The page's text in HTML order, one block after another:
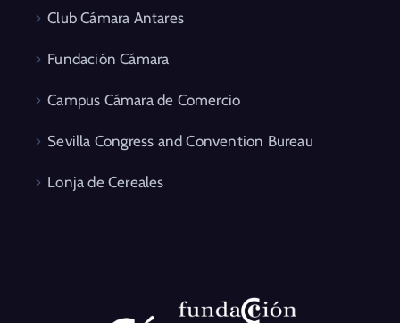
Club Cámara Antares
Fundación Cámara
Campus Cámara de Comercio
Sevilla Congress and Convention Bureau
Lonja de Cereales